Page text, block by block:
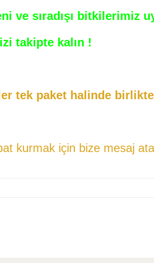
ve sıradışı bitkilerimiz
takipte kalın !
tek paket halinde
kurmak için bize mesaj